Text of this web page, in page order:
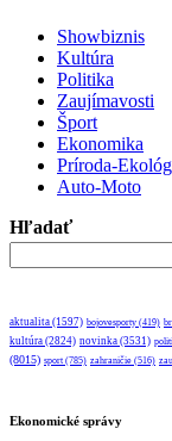
Showbiznis
Kultúra
Politika
Zaujímavosti
Šport
Ekonomika
Príroda-
Auto-Moto
Hľadať
aktualita (1597) bojovesporty (419)
kultúra (2824) novinka (3531)
(8015) sport (785) zahraničie (516)
Ekonomické správy